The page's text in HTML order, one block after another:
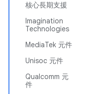
核心長期支援
Imagination
Technologies
MediaTek 元件
Unisoc 元件
Qualcomm 元
件